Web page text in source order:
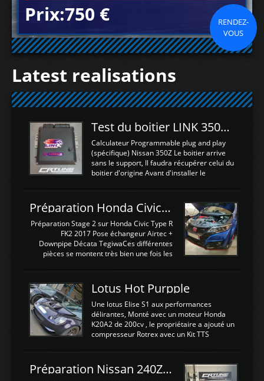
Prix:750 €
RENDEZ-
VOUS
Latest realisations
Test du boitier LINK 350Z Plugin ECU
Calculateur Programmable plug and play
(spécifique) Nissan 350Z Le boitier arrive
sans le support, Il faudra récupérer celui du
boitier d'origine Avant d'installer le
d'envoyer l'information de la large bande
dans le boitier. sydney sweeney deepfake
La sortie 0-5V de l'afr sera connectée sur
l'entrée AN Volt 8 et GndAN pour
Analogique, et Volt car l'information est une
tension (Pas une résistance variable d'un
est temps de brancher le ...
Préparation Honda Civic Type R FK2
Préparation Stage 2 sur Honda Civic Type R
FK2 2017 Pose échangeur Airtec +
Downpipe Décata TegiwaCes différentes
pièces se montent très bien une fois les
légere découpe du plastique inferieur,
negénant en rien la structure ou le
fonctionnement du fond plat. Une
reprogrammation Stage 2 est faite sur le
calculateur d'origine. Une alternative
économique au passage sur Hondata
d'origine 310cv et 400Nn , Une fois
reprogrammé et les ...
Lotus Hot Purpple
Une lotus Elise S1 aux performances
délirantes, Monté avec un moteur Honda
K20A2 de 200cv , le propriétaire a ajouté un
compresseur Rotrex avec un Kit TTS
d'augmenter la puissance de son moteur:
un watercooler a été ajouté. 300Cv sans
Préparation Nissan 240Z SR20DET